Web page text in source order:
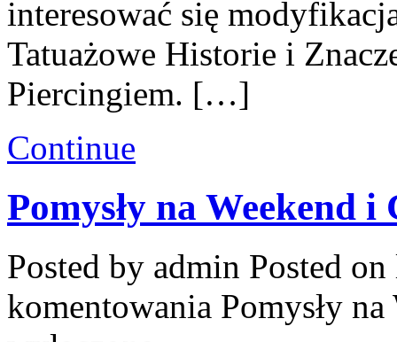
interesować się
Tatuażowe Historie i
Piercingiem. […]
Continue
Pomysły na Weekend i
Posted by admin Posted
komentowania Pomysły